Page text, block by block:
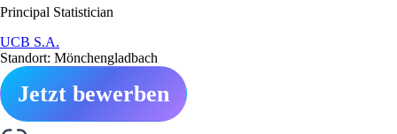
Principal Statistician
UCB S.A.
Standort: Mönchengladbach
Jetzt bewerben